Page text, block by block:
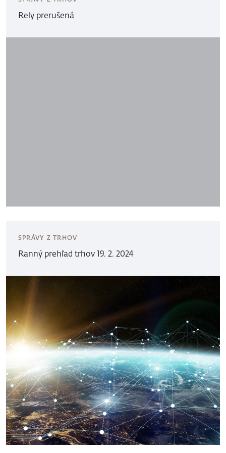
Rely prerušená
SPRÁVY Z TRHOV
Ranný prehľad trhov 19. 2. 2024